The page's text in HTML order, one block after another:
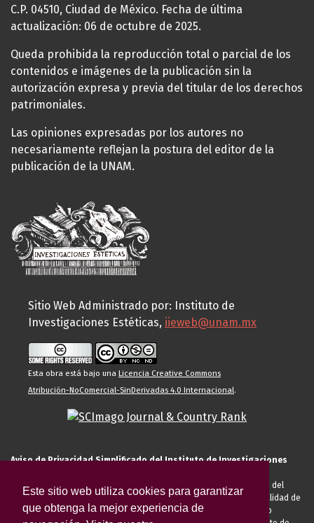
Este sitio web utiliza cookies para garantizar
que obtenga la mejor experiencia de
C.P. 04510, Ciudad de México. Fecha de última
actualización: 06 de octubre de 2025.
Queda prohibida la reproducción total o parcial de los
contenidos e imágenes de la publicación sin la
autorización expresa y previa del titular de los derechos
patrimoniales.
Las opiniones expresadas por los autores no
necesariamente reflejan la postura del editor de la
publicación de la UNAM.
Sitio Web Administrado por: Instituto de
Investigaciones Estéticas, iieweb@unam.mx
Esta obra está bajo una Licencia Creative Commons
Atribución-NoComercial-SinDerivadas 4.0 Internacional.
Aviso de Privacidad Simplificado del Instituto de Investigaciones
El Instituto de Investigaciones Estéticas de la UNAM, es responsable del
tratamiento de sus datos personales para el registro de usted en calidad de
alumno, docente, personal de la entidad académica, conferencista o